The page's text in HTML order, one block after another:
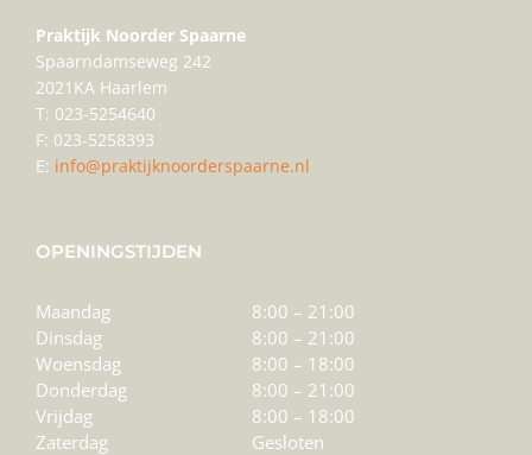
Praktijk Noorder Spaarne
Spaarndamseweg 242
2021KA Haarlem
T: 023-5254640
F: 023-5258393
E: info@praktijknoorderspaarne.nl
OPENINGSTIJDEN
Maandag
8:00 – 21:00
Dinsdag
8:00 – 21:00
Woensdag
8:00 – 18:00
Donderdag
8:00 – 21:00
Vrijdag
8:00 – 18:00
Zaterdag
Gesloten